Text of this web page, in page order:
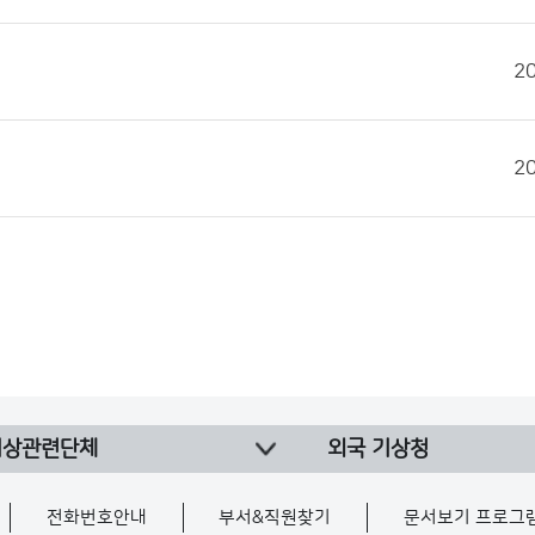
관련단체 외국 기상청
전화번호안내 부서&직원찾기 문서보기 프로그